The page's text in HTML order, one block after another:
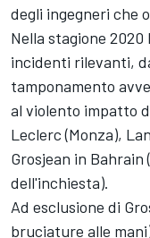
degli ingegneri che
Nella stagione
incidenti rilevanti,
tamponamento
al violento impatto
Leclerc (Monza),
Grosjean in
dell'inchiesta).
Ad esclusione di
bruciature alle